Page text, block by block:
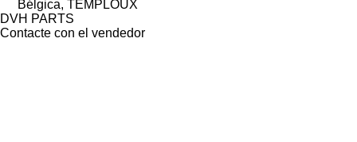
Bélgica, TEMPLOUX
DVH PARTS
Contacte con el vendedor